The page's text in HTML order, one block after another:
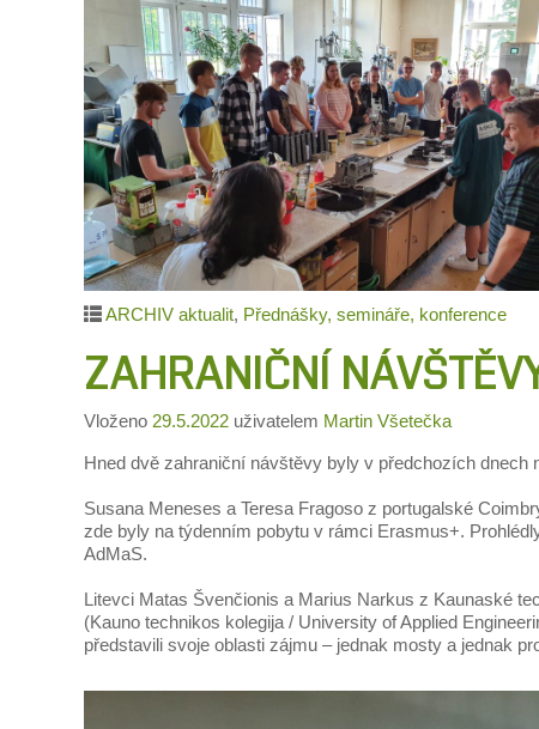
ARCHIV aktualit, Přednášky, semináře, konference
ZAHRANIČNÍ
Vloženo 29.5.2022 uživatelem Martin Všetečka
Hned dvě zahraniční návštěvy byly v předchozích dnech
Susana Meneses a Teresa Fragoso z portugalské
zde byly na týdenním pobytu v rámci Erasmus+.
AdMaS.
Litevci Matas Švenčionis a Marius Narkus z Kaunaské
(Kauno technikos kolegija / University of Applied
představili svoje oblasti zájmu – jednak mosty a jednak